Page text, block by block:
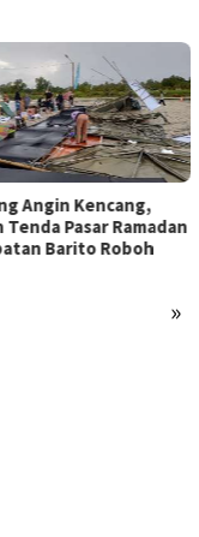
»
Angin Kencang,
Tenda Pasar Ramadan
Barito Roboh